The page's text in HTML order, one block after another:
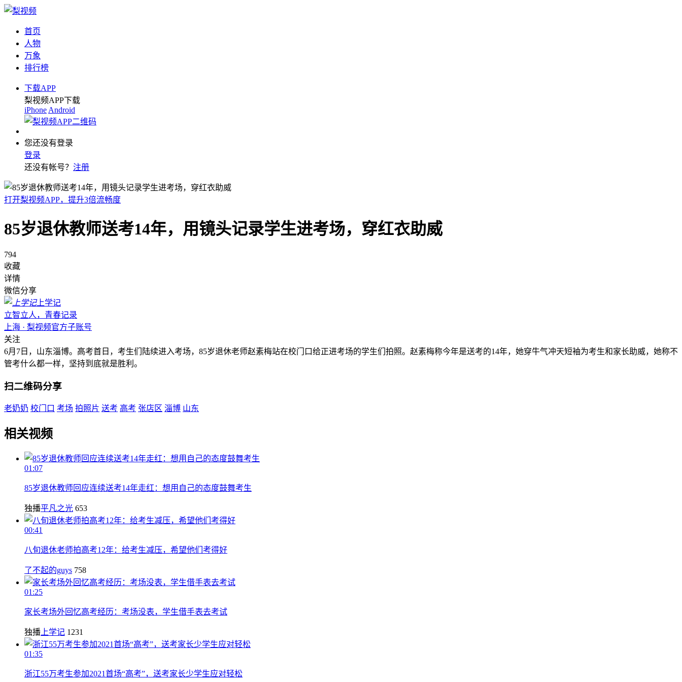
首页
人物
万象
排行榜
下载APP
梨视频APP下载
iPhone Android
您还没有登录
登录
还没有帐号？ 注册
打开梨视频APP，提升3倍流畅度
85岁退休教师送考14年，用镜头记录学生进考场，穿红衣助威
794
收藏
详情
微信分享
上学记
立智立人，青春记录
上海 · 梨视频官方子账号
关注
6月7日，山东淄博。高考首日，考生们陆续进入考场，85岁退休老师赵素梅站在校门口给正进考场的学生们拍照。赵素梅称今年是送考的14年，她穿牛气冲天短袖为考生和家长助威，她称不
管考什么都一样，坚持到底就是胜利。
扫二维码分享
老奶奶 校门口 考场 拍照片 送考 高考 张店区 淄博 山东
相关视频
01:07
85岁退休教师回应连续送考14年走红：想用自己的态度鼓舞考生
独播平凡之光 653
00:41
八旬退休老师拍高考12年：给考生减压，希望他们考得好
了不起的guys 758
01:25
家长考场外回忆高考经历：考场没表，学生借手表去考试
独播 上学记 1231
01:35
浙江55万考生参加2021首场“高考”，送考家长少学生应对轻松